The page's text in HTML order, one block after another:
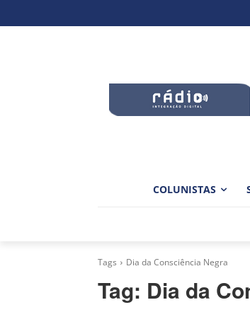
COLUNISTAS
Tags Dia da Consciência Negra
Tag: Dia da